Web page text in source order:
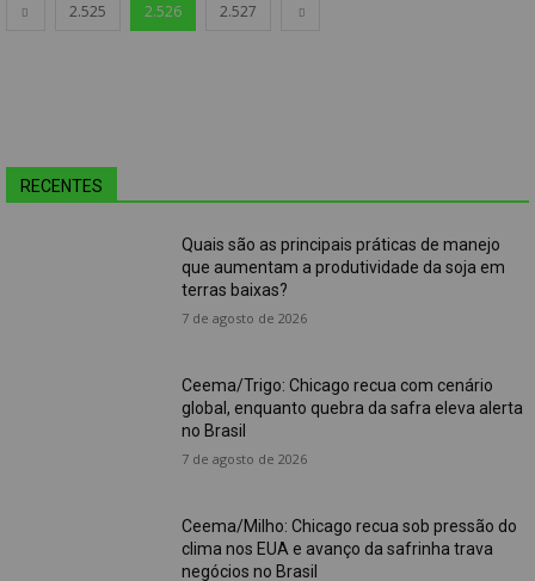
2.525 2.526 2.527
RECENTES
Quais são as principais práticas de manejo
que aumentam a produtividade da soja em
terras baixas?
7 de agosto de 2026
Ceema/Trigo: Chicago recua com cenário
global, enquanto quebra da safra eleva alerta
no Brasil
7 de agosto de 2026
Ceema/Milho: Chicago recua sob pressão do
clima nos EUA e avanço da safrinha trava
negócios no Brasil